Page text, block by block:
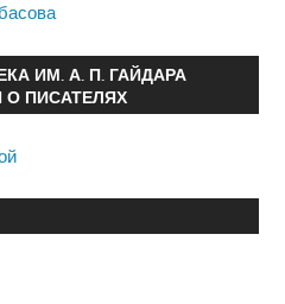
ИМ. А. П. ГАЙДАРА
О ПИСАТЕЛЯХ